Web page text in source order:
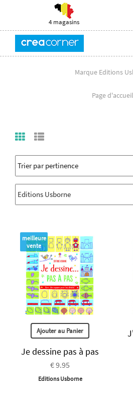
4 magasins
Marque Editions
Page d'accueil
meilleure
vente
Ajouter au Panier
Je dessine pas à pas
€ 9.95
Editions Usborne